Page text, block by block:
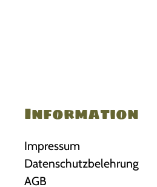
Information
Impressum
Datenschutzbelehrung
AGB